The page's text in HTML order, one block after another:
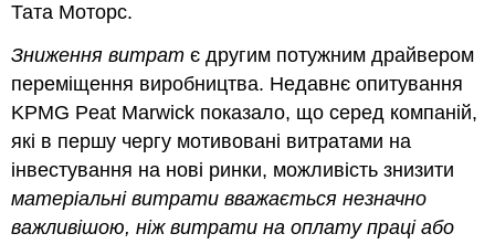
Тата Моторс.
Зниження витрат є другим потужним драйвером
переміщення виробництва. Недавнє опитування
KPMG Peat Marwick показало, що серед компаній,
які в першу чергу мотивовані витратами на
інвестування на нові ринки, можливість знизити
матеріальні витрати вважається незначно
важливішою, ніж витрати на оплату праці або